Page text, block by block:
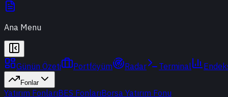
Ana Menu
Günün Özeti Portföyüm Radar Terminal
Fonlar
Yatırım FonlarıBES FonlarıBorsa Yatırım Fonu